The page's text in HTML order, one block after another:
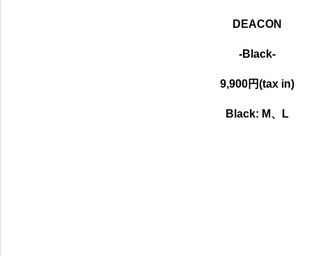
DEACON
-Black-
9,900円(tax in)
Black: M、L